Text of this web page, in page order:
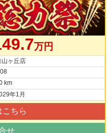
万円
山ヶ丘店
km
年1月
こちら
せ